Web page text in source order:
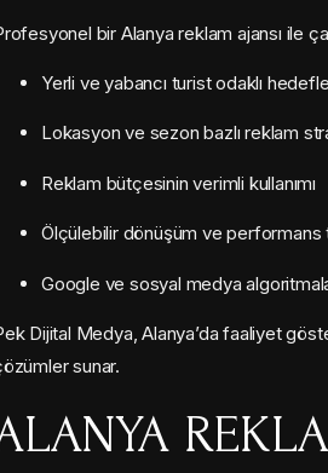
bir Alanya reklam ajansı ile
Yerli ve yabancı turist odaklı
Lokasyon ve sezon bazlı reklam
Reklam bütçesinin verimli kullanımı
Ölçülebilir dönüşüm ve performans
Google ve sosyal medya
Dijital Medya, Alanya’da faaliyet
sunar.